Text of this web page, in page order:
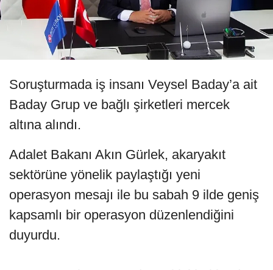
Soruşturmada iş insanı Veysel Baday’a ait
Baday Grup ve bağlı şirketleri mercek
altına alındı.
Adalet Bakanı Akın Gürlek, akaryakıt
sektörüne yönelik paylaştığı yeni
operasyon mesajı ile bu sabah 9 ilde geniş
kapsamlı bir operasyon düzenlendiğini
duyurdu.